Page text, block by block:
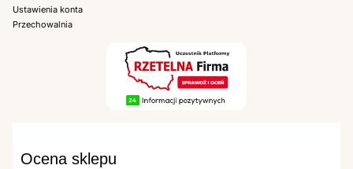
Ustawienia konta
Przechowalnia
Ocena sklepu